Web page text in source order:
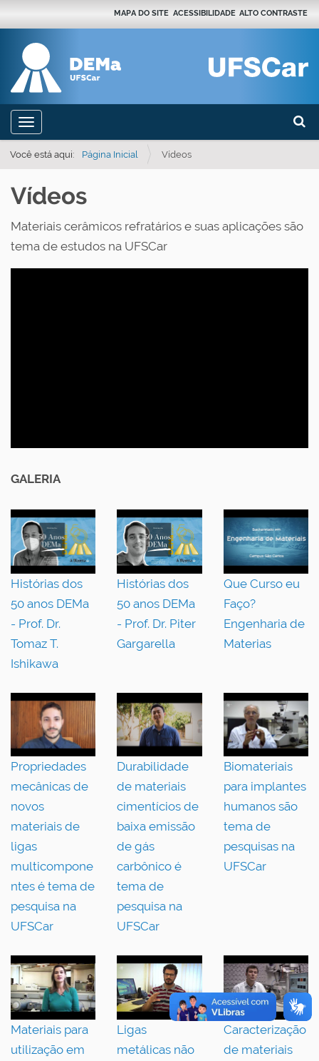
Busca
MAPA DO SITE ACESSIBILIDADE ALTO CONTRASTE
Toggle navigation
Você está aqui: Página Inicial Vídeos
Vídeos
Materiais cerâmicos refratários e suas aplicações são
tema de estudos na UFSCar
GALERIA
Histórias dos
50 anos DEMa
- Prof. Dr.
Tomaz T.
Ishikawa
Histórias dos
50 anos DEMa
- Prof. Dr. Piter
Gargarella
Que Curso eu
Faço?
Engenharia de
Materias
Propriedades
mecânicas de
novos
materiais de
ligas
multicompone
ntes é tema de
pesquisa na
UFSCar
Durabilidade
de materiais
cimentícios de
baixa emissão
de gás
carbônico é
tema de
pesquisa na
UFSCar
Biomateriais
para implantes
humanos são
tema de
pesquisas na
UFSCar
Materiais para
utilização em
Ligas
metálicas não
Caracterização
de materiais